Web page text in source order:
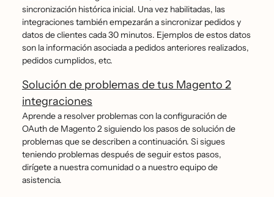
sincronización histórica inicial. Una vez habilitadas, las
integraciones también empezarán a sincronizar pedidos y
datos de clientes cada 30 minutos. Ejemplos de estos datos
son la información asociada a pedidos anteriores realizados,
pedidos cumplidos, etc.
Solución de problemas de tus Magento 2
integraciones
Aprende a resolver problemas con la configuración de
OAuth de Magento 2 siguiendo los pasos de solución de
problemas que se describen a continuación. Si sigues
teniendo problemas después de seguir estos pasos,
dirígete a nuestra comunidad o a nuestro equipo de
asistencia.